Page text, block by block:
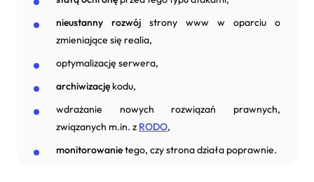
nieustanny rozwój strony www w oparciu o
zmieniające się realia,
optymalizację serwera,
archiwizację kodu,
wdrażanie nowych rozwiązań prawnych,
związanych m.in. z RODO,
monitorowanietego, czy strona działa poprawnie.